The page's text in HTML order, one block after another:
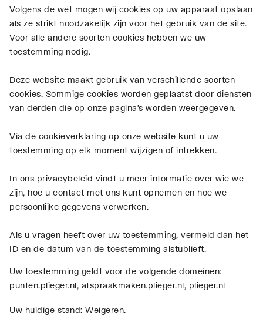
Volgens de wet mogen wij cookies op uw apparaat opslaan
als ze strikt noodzakelijk zijn voor het gebruik van de site.
Voor alle andere soorten cookies hebben we uw
toestemming nodig.
Deze website maakt gebruik van verschillende soorten
cookies. Sommige cookies worden geplaatst door diensten
van derden die op onze pagina's worden weergegeven.
Via de cookieverklaring op onze website kunt u uw
toestemming op elk moment wijzigen of intrekken.
In ons privacybeleid vindt u meer informatie over wie we
zijn, hoe u contact met ons kunt opnemen en hoe we
persoonlijke gegevens verwerken.
Als u vragen heeft over uw toestemming, vermeld dan het
ID en de datum van de toestemming alstublieft.
Uw toestemming geldt voor de volgende domeinen:
punten.plieger.nl, afspraakmaken.plieger.nl, plieger.nl
Uw huidige stand: Weigeren.